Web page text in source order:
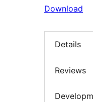
Download
Details
Reviews